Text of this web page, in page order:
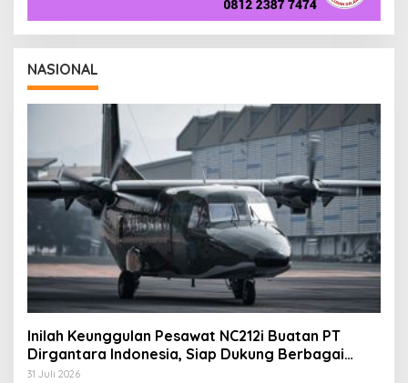
NASIONAL
Inilah Keunggulan Pesawat NC212i Buatan PT
Dirgantara Indonesia, Siap Dukung Berbagai
Operasi TNI
31 Juli 2026